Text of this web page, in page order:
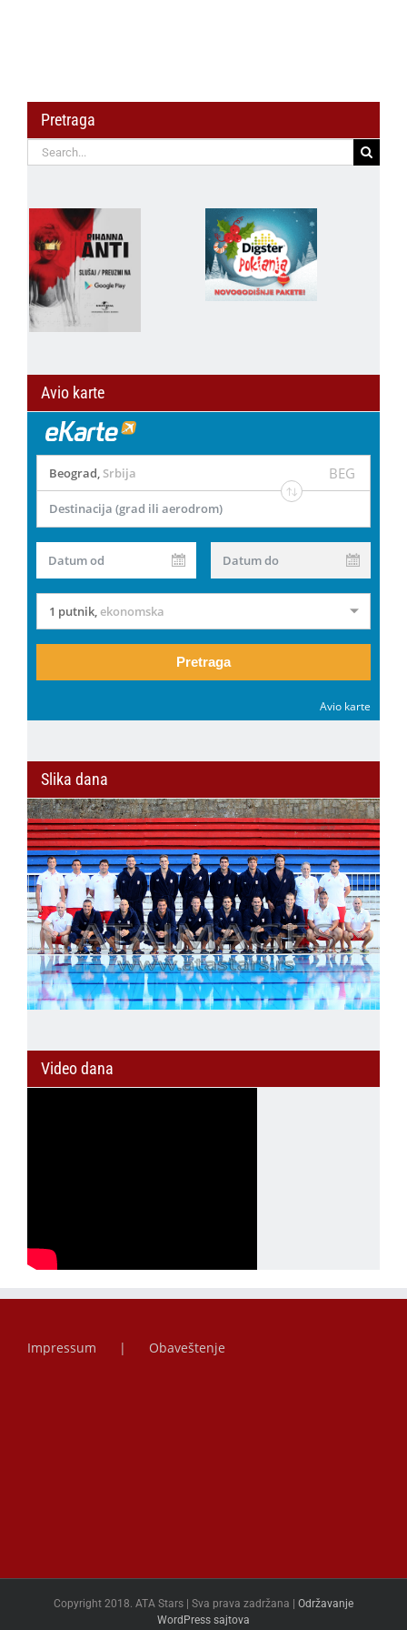
Pretraga
Search
for:
Avio karte
Beograd, Srbija BEG
Destinacija (grad ili aerodrom)
Datum od Datum do
1 putnik,ekonomska
Pretraga
Avio karte
Slika dana
Video dana
Impressum Obaveštenje
Copyright 2018. ATA Stars | Sva prava zadržana | Održavanje
WordPress sajtova